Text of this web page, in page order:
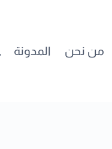
من نحن المدونة